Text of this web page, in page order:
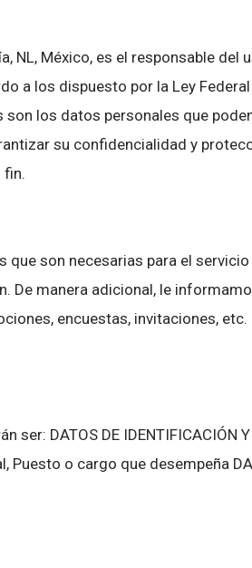
NL, México, es el responsable del
a los dispuesto por la Ley
son los datos personales que
su confidencialidad y
fin.
son necesarias para el
De manera adicional, le
encuestas, invitaciones,
DATOS DE IDENTIFICACIÓN Y
Puesto o cargo que desempeña